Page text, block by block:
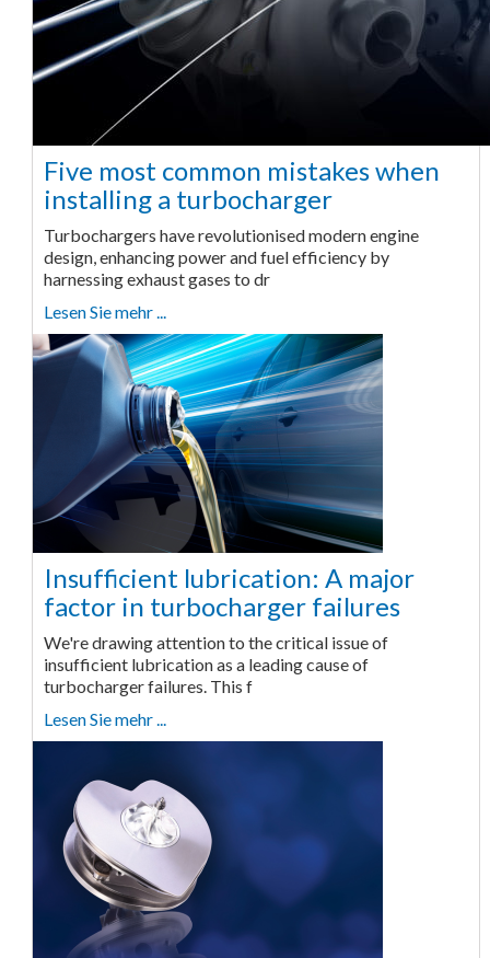
Five most common mistakes when
installing a turbocharger
Turbochargers have revolutionised modern engine
design, enhancing power and fuel efficiency by
harnessing exhaust gases to dr
Lesen Sie mehr ...
Insufficient lubrication: A major
factor in turbocharger failures
We're drawing attention to the critical issue of
insufficient lubrication as a leading cause of
turbocharger failures. This f
Lesen Sie mehr ...